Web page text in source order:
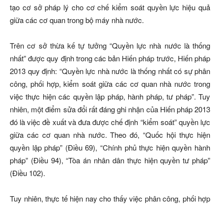
tạo cơ sở pháp lý cho cơ chế kiểm soát quyền lực hiệu quả
giữa các cơ quan trong bộ máy nhà nước.
Trên cơ sở thừa kế tự tưởng “Quyền lực nhà nước là thống
nhất” được quy định trong các bản Hiến pháp trước, Hiến pháp
2013 quy định: “Quyền lực nhà nước là thống nhất có sự phân
công, phối hợp, kiểm soát giữa các cơ quan nhà nước trong
việc thực hiện các quyền lập pháp, hành pháp, tư pháp”. Tuy
nhiên, một điểm sửa đổi rất đáng ghi nhận của Hiến pháp 2013
đó là việc đề xuất và đưa được chế định “kiểm soát” quyền lực
giữa các cơ quan nhà nước. Theo đó, “Quốc hội thực hiện
quyền lập pháp” (Điều 69), “Chính phủ thực hiện quyền hành
pháp” (Điều 94), “Tòa án nhân dân thực hiện quyền tư pháp”
(Điều 102).
Tuy nhiên, thực tế hiện nay cho thấy việc phân công, phối hợp